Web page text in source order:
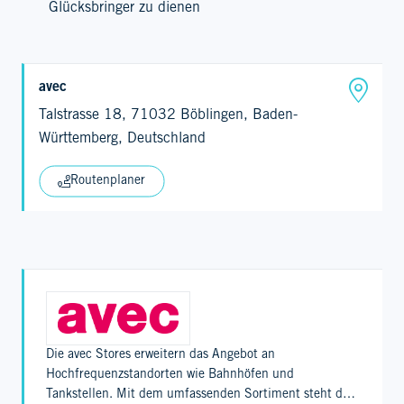
Glücksbringer zu dienen
avec
Talstrasse 18, 71032 Böblingen, Baden-
Württemberg, Deutschland
Routenplaner
Die avec Stores erweitern das Angebot an
Hochfrequenzstandorten wie Bahnhöfen und
Tankstellen. Mit dem umfassenden Sortiment steht das